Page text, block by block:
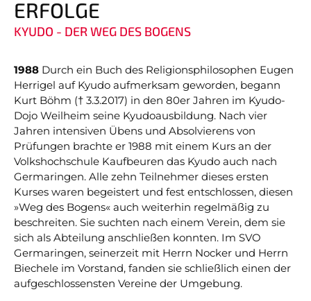
ERFOLGE
KYUDO - DER WEG DES BOGENS
1988 Durch ein Buch des Religionsphilosophen Eugen
Herrigel auf Kyudo auf­merk­sam geworden, begann
Kurt Böhm († 3.3.2017) in den 80er Jahren im Kyudo-
Dojo Weil­heim seine Kyudo­ausbildung. Nach vier
Jahren inten­siven Übens und Absol­vierens von
Prüfungen brachte er 1988 mit einem Kurs an der
Volks­hoch­schule Kauf­beuren das Kyudo auch nach
Germa­ringen. Alle zehn Teil­nehmer dieses ersten
Kurses waren begeis­tert und fest ent­schlos­sen, diesen
»Weg des Bogens« auch weiter­hin regel­mäßig zu
beschrei­ten. Sie suchten nach einem Verein, dem sie
sich als Abtei­lung anschließen konnten. Im SVO
Germaringen, seiner­zeit mit Herrn Nocker und Herrn
Biechele im Vor­stand, fanden sie schließ­lich einen der
auf­geschlos­sensten Vereine der Umgebung.